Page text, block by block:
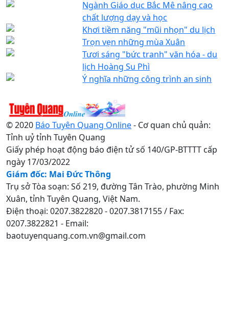
Ngành Giáo dục Bắc Mê nâng cao
chất lượng dạy và học
Khơi tiềm năng "mũi nhọn" du lịch
Trọn vẹn những mùa Xuân
Tươi sáng "bức tranh" văn hóa - du
lịch Hoàng Su Phì
Ý nghĩa những công trình an sinh
© 2020 Báo Tuyên Quang Online- Cơ quan chủ quản:
Tỉnh uỷ tỉnh Tuyên Quang
Giấy phép hoạt động báo điện tử số 140/GP-BTTTT cấp
ngày 17/03/2022
Giám đốc: Mai Đức Thông
Trụ sở Tòa soạn: Số 219, đường Tân Trào, phường Minh
Xuân, tỉnh Tuyên Quang, Việt Nam.
Điện thoại: 0207.3822820 - 0207.3817155 / Fax:
0207.3822821 - Email:
baotuyenquang.com.vn@gmail.com